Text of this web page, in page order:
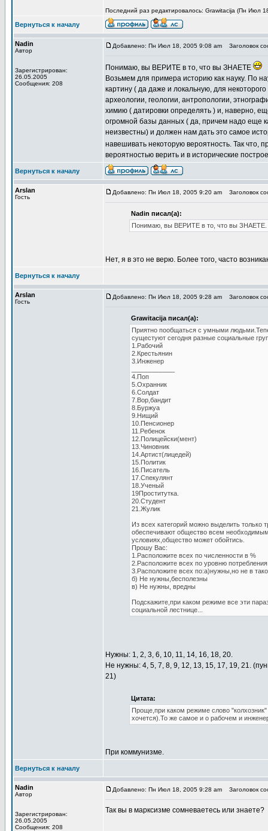
Последний раз редактировалось: Grawitacija (Пн Июл
Вернуться к началу
Nadin
Автор
Зарегистрирован:
26.05.2005
Сообщения: 208
Добавлено: Пн Июл 18, 2005 9:08 am Заголовок
Понимаю, вы ВЕРИТЕ в то, что вы ЗНАЕТЕ
Возьмем для примера историю как науку. По
картину ( да даже и локальную, для
археологии, геологии, антропологии,
химию ( датировки определять ) и, наверно,
огромной базы данных ( да, причем надо еще
неизвестны) и должен нам дать это самое
навешивать некоторую вероятность. Так что,
вероятностью верить и в исторические
Вернуться к началу
Arslan
Гость
Добавлено: Пн Июл 18, 2005 9:20 am Заголовок
Nadin писал(а):
Понимаю, вы ВЕРИТЕ в то, что вы ЗНАЕТЕ.
Нет, я в это не верю. Более того, часто
Вернуться к началу
Arslan
Гость
Добавлено: Пн Июл 18, 2005 9:28 am Заголовок
Grawitacija писал(а):
Приятно пообщаться с умными
сущестуют сегодня разные социальные
1.Рабочий
2.Крестьянин
3.Инженер
4.Поп
5.Охранник
6.Солдат
7.Вор,бандит
8.Буржуа
9.Нищий
10.Пенсионер
11.Ребенок
12.Полицейски(мент)
13.Чиновник
14.Артист(лицедей)
15.Политик
16.Писатель
17.Спекулянт
18.Ученый
19Проститутка.
20.Студент
21.Жулик
Из всех категорий можно выделить только
обеспечивают общество всем
условиях,общество может обойтись.
Прошу Вас:
1.Расположите всех по численности в %
2.Расположите всех по уровню
3.Расположите всех по:а)нужны,но не в
б) Не нужны,бесполезны
в) Не нужны, вредны
Подскажите,при каком режиме все эти
социальной лестнице...
Нужны: 1, 2, 3, 6, 10, 11, 14, 16, 18, 20.
Не нужны: 4, 5, 7, 8, 9, 12, 13, 15, 17, 19, 21.
21)
Цитата:
Проще,при каком режиме слово
хочется).То же самое и о рабочем и
При коммунизме.
Вернуться к началу
Nadin
Автор
Зарегистрирован:
26.05.2005
Сообщения: 208
Добавлено: Пн Июл 18, 2005 9:28 am Заголовок
Так вы в марксизме сомневаетесь или знаете?